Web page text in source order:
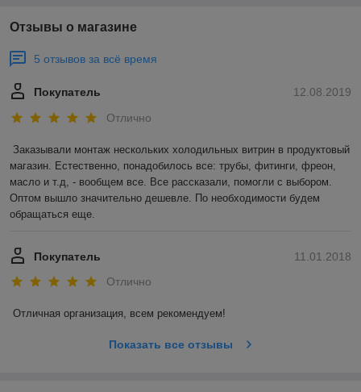
Отзывы о магазине
5 отзывов за всё время
12.08.2019
Покупатель
Отлично
Заказывали монтаж нескольких холодильных витрин в продуктовый
магазин. Естественно, понадобилось все: трубы, фитинги, фреон,
масло и т.д, - вообщем все. Все рассказали, помогли с выбором.
Оптом вышло значительно дешевле. По необходимости будем
обращаться еще.
11.01.2018
Покупатель
Отлично
Отличная организация, всем рекомендуем!
Показать все отзывы